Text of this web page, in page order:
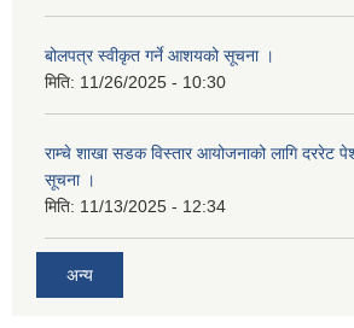
बोलपत्र स्वीकृत गर्ने आशयको सूचना ।
मिति: 11/26/2025 - 10:30
राम्चे शाखा सडक विस्तार आयोजनाको लागि दररेट
सूचना ।
मिति: 11/13/2025 - 12:34
अन्य